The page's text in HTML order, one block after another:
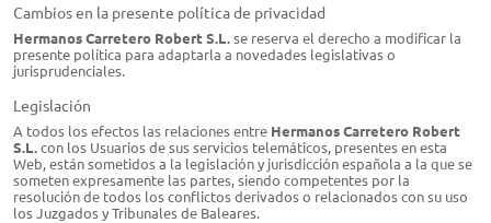
Cambios en la presente política de privacidad
Hermanos Carretero Robert S.L.se reserva el derecho a modificar la
presente política para adaptarla a novedades legislativas o
jurisprudenciales.
Legislación
A todos los efectos las relaciones entre Hermanos Carretero Robert
S.L.con los Usuarios de sus servicios telemáticos, presentes en esta
Web, están sometidos a la legislación y jurisdicción española a la que se
someten expresamente las partes, siendo competentes por la
resolución de todos los conflictos derivados o relacionados con su uso
los Juzgados y Tribunales de Baleares.